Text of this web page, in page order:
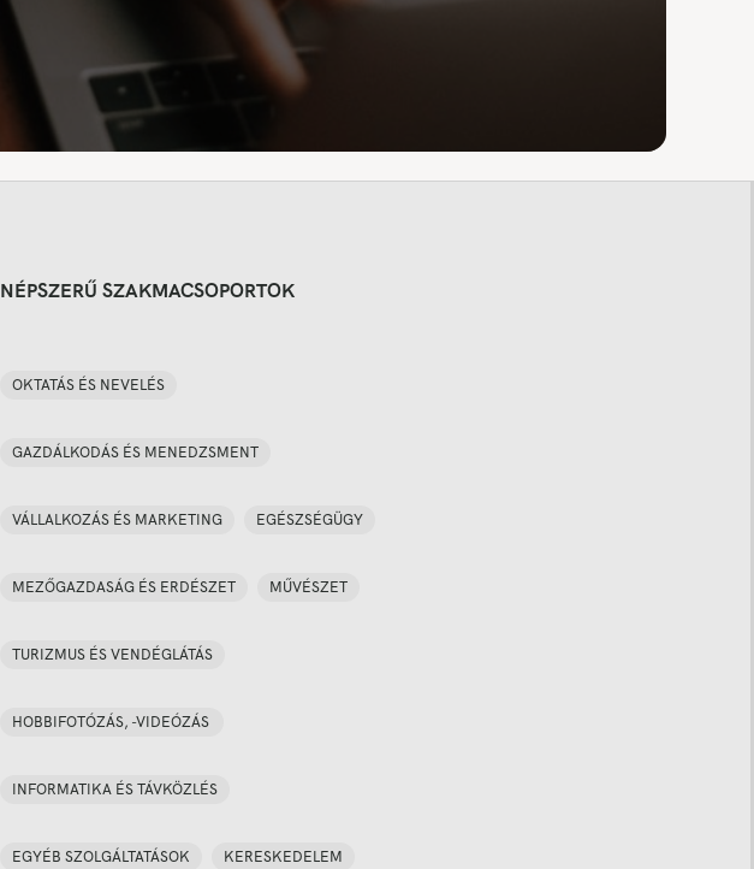
NÉPSZERŰ SZAKMACSOPORTOK
OKTATÁS ÉS NEVELÉS
GAZDÁLKODÁS ÉS MENEDZSMENT
VÁLLALKOZÁS ÉS MARKETING EGÉSZSÉGÜGY
MEZŐGAZDASÁG ÉS ERDÉSZET MŰVÉSZET
TURIZMUS ÉS VENDÉGLÁTÁS
HOBBIFOTÓZÁS, -VIDEÓZÁS
INFORMATIKA ÉS TÁVKÖZLÉS
EGYÉB SZOLGÁLTATÁSOK KERESKEDELEM